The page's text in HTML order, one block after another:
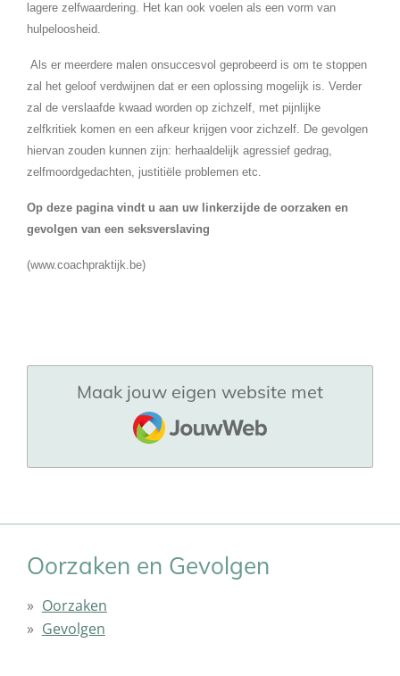
lagere zelfwaardering. Het kan ook voelen als een vorm van
hulpeloosheid.
Als er meerdere malen onsuccesvol geprobeerd is om te stoppen
zal het geloof verdwijnen dat er een oplossing mogelijk is. Verder
zal de verslaafde kwaad worden op zichzelf, met pijnlijke
zelfkritiek komen en een afkeur krijgen voor zichzelf. De gevolgen
hiervan zouden kunnen zijn: herhaaldelijk agressief gedrag,
zelfmoordgedachten, justitiële problemen etc.
Op deze pagina vindt u aan uw linkerzijde de oorzaken en
gevolgen van een seksverslaving
(www.coachpraktijk.be)
Maak jouw eigen website met
JouwWeb
Oorzaken en Gevolgen
Oorzaken
Gevolgen